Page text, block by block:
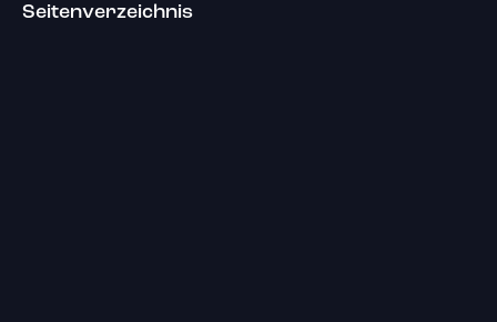
Seitenverzeichnis